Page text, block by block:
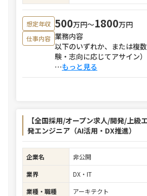
想定年収 500万円〜1800万円
仕事内容 業務内容
以下のいずれか、または複
験・志向に応じてアサイン）
⋯もっと見る
【全国採用/オープン求人/開発/上級
発エンジニア（AI活用・DX推進）
企業名
非公開
業界
DX・IT
業種・職種
アーキテクト